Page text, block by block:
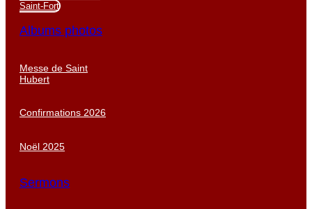
Saint-Fort
Albums photos
Messe de Saint
Hubert
Confirmations 2026
Noël 2025
Sermons